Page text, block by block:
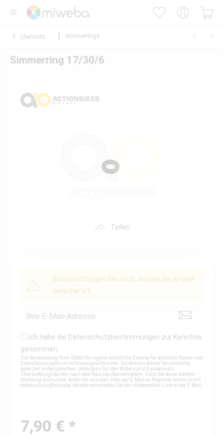
Übersicht Simmerringe
Simmerring 17/30/6
Teilen
Benachrichtigen Sie mich, sobald der Artikel
lieferbar ist.
Ich habe die Datenschutzbestimmungen zur Kenntnis
genommen.
Die Verwendung Ihrer Daten für eigene werbliche Zwecke für ähnliche Waren und
Dienstleistungen ist nicht ausgeschlossen. Sie können dieser Verwendung
jederzeit widersprechen, ohne dass für den Widerspruch andere als
Übermittlungskosten nach den Basistarifen entstehen. Falls Sie keine weitere
Werbung wünschen, teilen Sie uns dies bitte per E-Mail an folgende Adresse mit:
datenschutz@miweba.deoder verwenden Sie den Abbestellen-Link in der E-Mail.
7,90 € *